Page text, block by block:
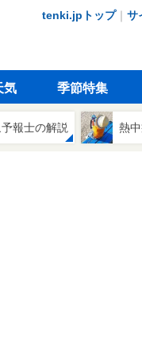
tenki.jpトップ｜ サ
気 季節特集
報士の解説 熱